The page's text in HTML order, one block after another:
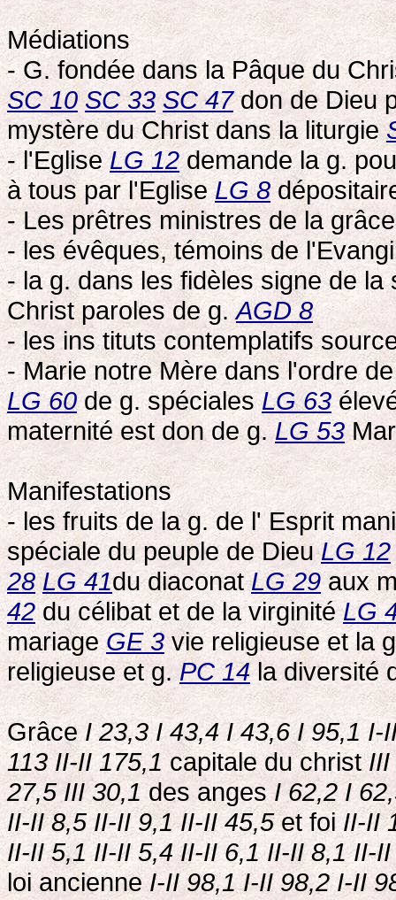
Médiations
- G. fondée dans la Pâque du
SC 10 SC 33 SC 47don de Dieu
mystère du Christ dans la liturgie
- l'EgliseLG 12demande la g.
à tous par l'EgliseLG 8
- Les prêtres ministres de la
- les évêques, témoins de
- la g. dans les fidèles signe de
Christ paroles de g.AGD 8
- les ins tituts contemplatifs
- Marie notre Mère dans l'ordre
LG 60de g. spécialesLG 63
maternité est don de g.LG 53
Manifestations
- les fruits de la g. de l' Esprit
spéciale du peuple de DieuLG 12
28 LG 41du diaconatLG 29aux
42du célibat et de la virginitéLG
mariageGE 3vie religieuse et la
religieuse et g.PC 14la diversité
GrâceI 23,3 I 43,4 I 43,6 I 95,1 I-
113 II-II 175,1capitale du christIII
27,5 III 30,1des angesI 62,2 I
II-II 8,5 II-II 9,1 II-II 45,5et foiII-II
II-II 5,1 II-II 5,4 II-II 6,1 II-II 8,1 II-
loi ancienneI-II 98,1 I-II 98,2 I-II